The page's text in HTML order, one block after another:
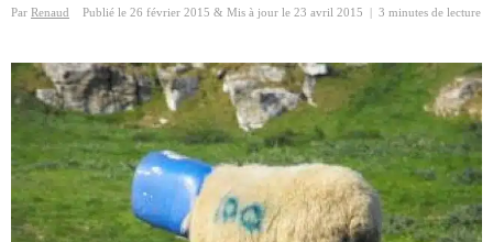
Par Renaud Publié le 26 février 2015 & Mis à jour le 23 avril 2015 3 minutes de lecture